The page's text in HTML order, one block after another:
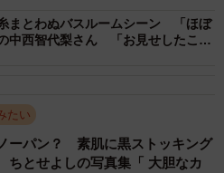
まとわぬバスルームシーン 「ほぼ
中西智代梨さん 「お見せしたこと
たい
ーパン？ 素肌に黒ストッキング
とせよしの写真集「 大胆なカ